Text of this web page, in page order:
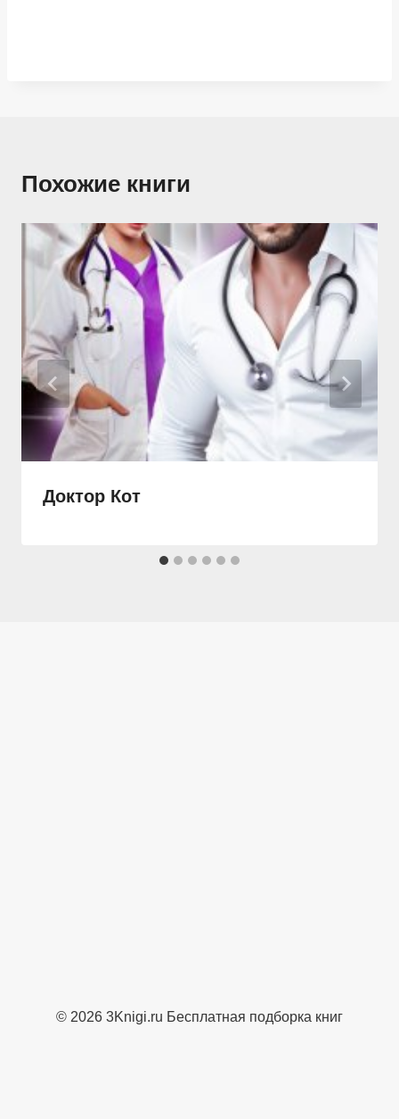
Похожие книги
Доктор Кот
© 2026 3Knigi.ru Бесплатная подборка книг